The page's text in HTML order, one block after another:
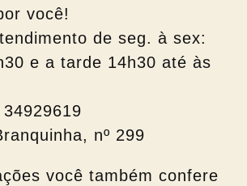
você!
de seg. à sex:
e a tarde 14h30 até às
nº 299
você também confere